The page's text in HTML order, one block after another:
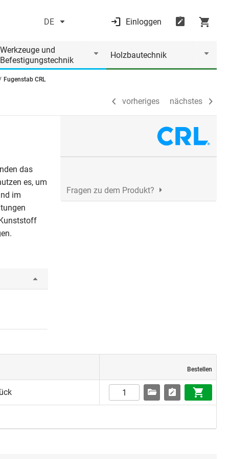
DE Einloggen
Werkzeuge und
Befestigungstechnik
Holzbautechnik
Fugenstab CRL
vorheriges nächstes
vorheriges nächstes
das
es, um
im
Fragen zu dem Produkt?
Bestellen